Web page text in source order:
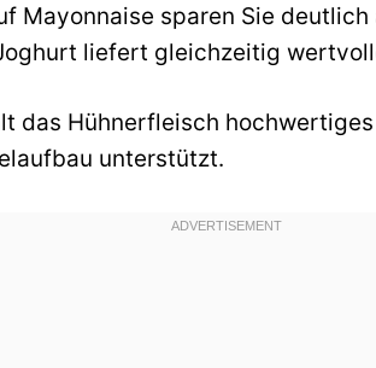
Mayonnaise sparen Sie
liefert gleichzeitig
das Hühnerfleisch
unterstützt.